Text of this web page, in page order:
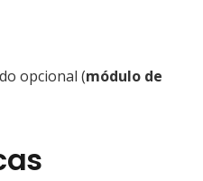
opcional (módulo de